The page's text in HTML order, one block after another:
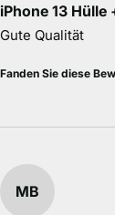
iPhone 13 Hülle
Gute Qualität
Fanden Sie diese
MB